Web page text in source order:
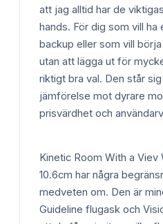
att jag alltid har de
hands. För dig som vill
backup eller som vill
utan att lägga ut för
riktigt bra val. Den står
jämförelse mot dyrare
prisvärdhet och
Kinetic Room With a
10.6cm har några
medveten om. Den är
Guideline flugask och